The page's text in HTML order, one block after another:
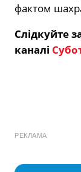
фактом
Слідкуйте
каналі
РЕКЛАМА